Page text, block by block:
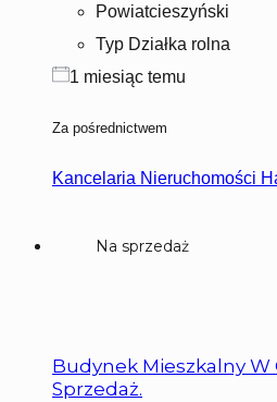
Powiatcieszyński
Typ Działka rolna
1 miesiąc temu
Za pośrednictwem
Kancelaria Nieruchomości
Na sprzedaż
Budynek Mieszkalny W
Sprzedaż.